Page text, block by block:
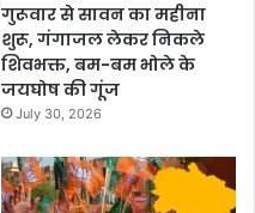
गुरूवार से सावन का महीना
शुरू, गंगाजल लेकर निकले
शिवभक्त, बम-बम भोले के
जयघोष की गूंज
July 30, 2026